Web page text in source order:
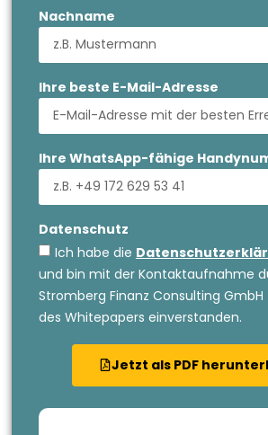
Nachname
Ihre beste E-Mail-Adresse
Ihre WhatsApp-fähige
Datenschutz
Ich habe die
und bin mit der Kontaktaufnahme
Stromberg Finanz Consulting GmbH
des Whitepapers einverstanden.
Jetzt als PDF